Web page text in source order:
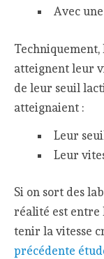
Avec
atteignent leur
de leur seuil
atteignaient :
Leur
Leur
Si on sort des
réalité est entre
tenir la vitesse
précédente